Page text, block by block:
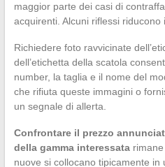
maggior parte dei casi di
acquirenti. Alcuni riflessi riducono
Richiedere foto ravvicinate
dell’etichetta della scatola
number, la taglia e il nome del
che rifiuta queste immagini o
un segnale di allerta.
Confrontare il prezzo
della gamma interessatarimane
nuove si collocano tipicamente in